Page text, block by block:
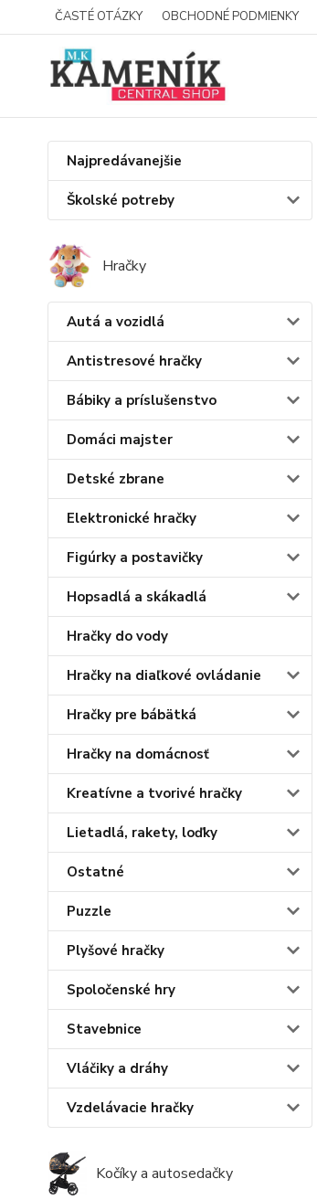
ČASTÉ OTÁZKY OBCHODNÉ PODMIENKY
Najpredávanejšie
Školské potreby
Hračky
Autá a vozidlá
Antistresové hračky
Bábiky a príslušenstvo
Domáci majster
Detské zbrane
Elektronické hračky
Figúrky a postavičky
Hopsadlá a skákadlá
Hračky do vody
Hračky na diaľkové ovládanie
Hračky pre bábätká
Hračky na domácnosť
Kreatívne a tvorivé hračky
Lietadlá, rakety, loďky
Ostatné
Puzzle
Plyšové hračky
Spoločenské hry
Stavebnice
Vláčiky a dráhy
Vzdelávacie hračky
Kočíky a autosedačky